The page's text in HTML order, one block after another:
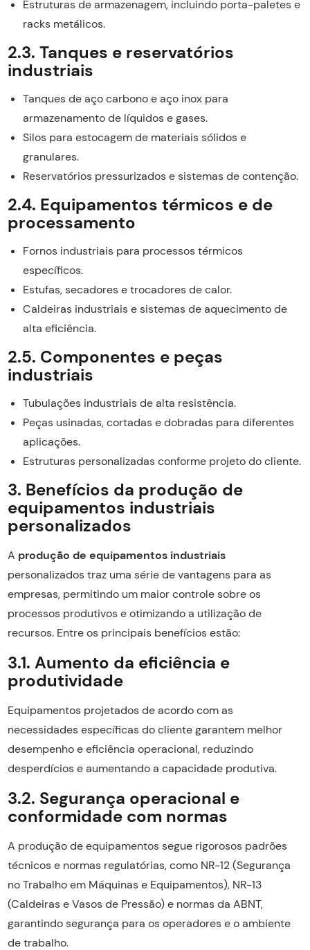
Estruturas de armazenagem, incluindo porta-paletes e
racks metálicos.
2.3. Tanques e reservatórios
industriais
Tanques de aço carbono e aço inox para
armazenamento de líquidos e gases.
Silos para estocagem de materiais sólidos e
granulares.
Reservatórios pressurizados e sistemas de contenção.
2.4. Equipamentos térmicos e de
processamento
Fornos industriais para processos térmicos
específicos.
Estufas, secadores e trocadores de calor.
Caldeiras industriais e sistemas de aquecimento de
alta eficiência.
2.5. Componentes e peças
industriais
Tubulações industriais de alta resistência.
Peças usinadas, cortadas e dobradas para diferentes
aplicações.
Estruturas personalizadas conforme projeto do cliente.
3. Benefícios da produção de
equipamentos industriais
personalizados
A produção de equipamentos industriais
personalizados traz uma série de vantagens para as
empresas, permitindo um maior controle sobre os
processos produtivos e otimizando a utilização de
recursos. Entre os principais benefícios estão:
3.1. Aumento da eficiência e
produtividade
Equipamentos projetados de acordo com as
necessidades específicas do cliente garantem melhor
desempenho e eficiência operacional, reduzindo
desperdícios e aumentando a capacidade produtiva.
3.2. Segurança operacional e
conformidade com normas
A produção de equipamentos segue rigorosos padrões
técnicos e normas regulatórias, como NR-12 (Segurança
no Trabalho em Máquinas e Equipamentos), NR-13
(Caldeiras e Vasos de Pressão) e normas da ABNT,
garantindo segurança para os operadores e o ambiente
de trabalho.